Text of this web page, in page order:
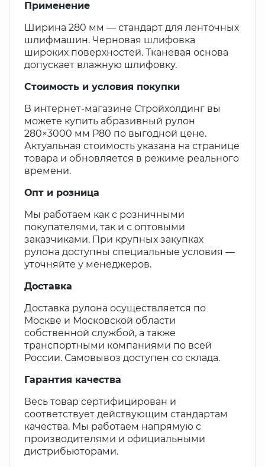
Применение
Ширина 280 мм — стандарт для ленточных
шлифмашин. Черновая шлифовка
широких поверхностей. Тканевая основа
допускает влажную шлифовку.
Стоимость и условия покупки
В интернет-магазине Стройхолдинг вы
можете купить абразивный рулон
280×3000 мм Р80 по выгодной цене.
Актуальная стоимость указана на странице
товара и обновляется в режиме реального
времени.
Опт и розница
Мы работаем как с розничными
покупателями, так и с оптовыми
заказчиками. При крупных закупках
рулона доступны специальные условия —
уточняйте у менеджеров.
Доставка
Доставка рулона осуществляется по
Москве и Московской области
собственной службой, а также
транспортными компаниями по всей
России. Самовывоз доступен со склада.
Гарантия качества
Весь товар сертифицирован и
соответствует действующим стандартам
качества. Мы работаем напрямую с
производителями и официальными
дистрибьюторами.